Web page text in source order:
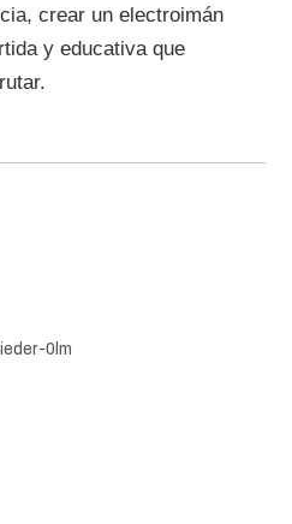
crear un electroimán
y educativa que
Olm